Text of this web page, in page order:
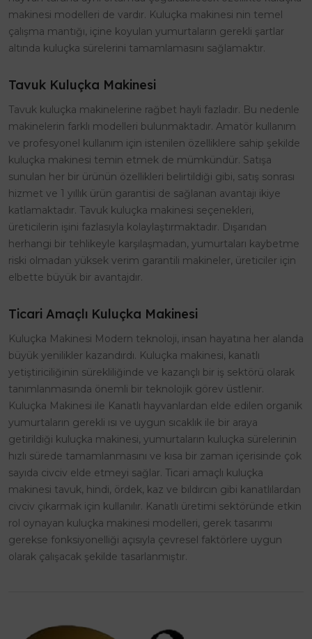
makinesi modelleri de vardır. Kuluçka makinesi nin temel
çalışma mantığı, içine koyulan yumurtaların gerekli şartlar
altında kuluçka sürelerini tamamlamasını sağlamaktır.
Tavuk Kuluçka Makinesi
Tavuk kuluçka makinelerine rağbet hayli fazladır. Bu nedenle
makinelerin farklı modelleri bulunmaktadır. Amatör kullanım
ve profesyonel kullanım için istenilen özelliklere sahip şekilde
kuluçka makinesi temin etmek de mümkündür. Satışa
sunulan her bir ürünün özellikleri belirtildiği gibi, satış sonrası
hizmet ve 1 yıllık ürün garantisi de sağlanan avantajı ikiye
katlamaktadır. Tavuk kuluçka makinesi seçenekleri,
üreticilerin işini fazlasıyla kolaylaştırmaktadır. Dışarıdan
herhangi bir tehlikeyle karşılaşmadan, yumurtaları kaybetme
riski olmadan yüksek verim garantili makineler, üreticiler için
elbette büyük bir avantajdır.
Ticari Amaçlı Kuluçka Makinesi
Kuluçka Makinesi Modern teknoloji, insan hayatına her alanda
büyük yenilikler kazandırdı. Kuluçka makinesi, kanatlı
yetiştiriciliğinin sürekliliğinde ve kazançlı bir iş sektörü olarak
tanımlanmasında önemli bir teknolojik görev üstlenir.
Kuluçka Makinesi ile Kanatlı hayvanlardan elde edilen organik
yumurtaların gerekli ısı ve uygun sıcaklık ile bir araya
getirildiği kuluçka makinesi, yumurtaların kuluçka sürelerinin
hızlı sürede tamamlanmasını ve kısa bir zaman içerisinde çok
sayıda civciv elde etmeyi sağlar. Ticari amaçlı kuluçka
makinesi tavuk, hindi, ördek, kaz ve bıldırcın gibi kanatlılardan
civciv çıkarmak için kullanılır. Kanatlı üretimi sektöründe etkin
rol oynayan kuluçka makinesi modelleri, gerek tasarımı
gerekse fonksiyonelliği açısıyla çevresel faktörlere uygun
olarak çalışacak şekilde tasarlanmıştır.